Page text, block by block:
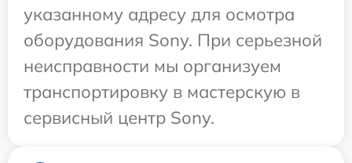
указанному адресу для осмотра
оборудования Sony. При серьезной
неисправности мы организуем
транспортировку в мастерскую в
сервисный центр Sony.